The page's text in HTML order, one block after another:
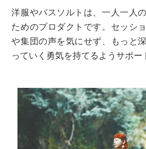
洋服やバスソルトは、一人一人
ためのプロダクトです。セッシ
や集団の声を気にせず、もっと
っていく勇気を持てるようサポー